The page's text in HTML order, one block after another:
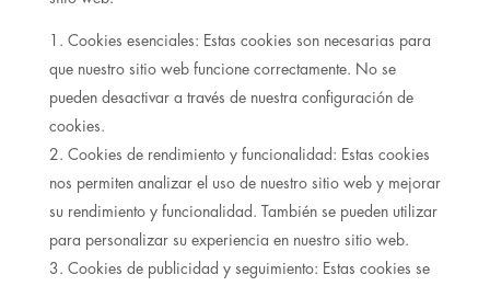
Cookies esenciales: Estas cookies son necesarias para
que nuestro sitio web funcione correctamente. No se
pueden desactivar a través de nuestra configuración de
cookies.
Cookies de rendimiento y funcionalidad: Estas cookies
nos permiten analizar el uso de nuestro sitio web y mejorar
su rendimiento y funcionalidad. También se pueden utilizar
para personalizar su experiencia en nuestro sitio web.
Cookies de publicidad y seguimiento: Estas cookies se